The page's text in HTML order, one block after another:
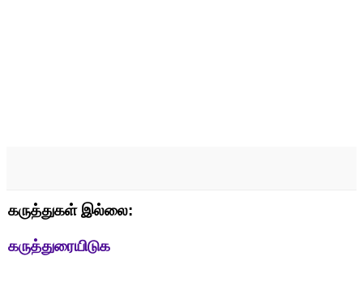
கருத்துகள் இல்லை:
கருத்துரையிடுக